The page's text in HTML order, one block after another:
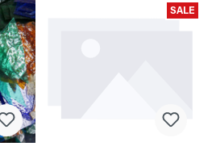
SALE